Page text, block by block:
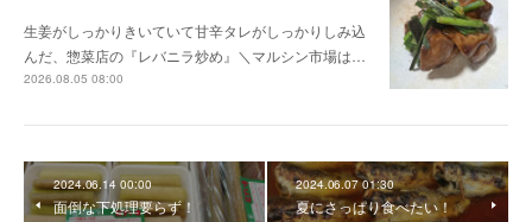
生姜がしっかりきいていて甘辛タレがしっかりしみ込
んだ、惣菜店の『レバニラ炒め』＼マルシン市場は…
2026.08.05 08:00
2024.06.14 00:00
面倒な下処理要らず！
2024.06.07 01:30
夏にさっぱり食べたい！